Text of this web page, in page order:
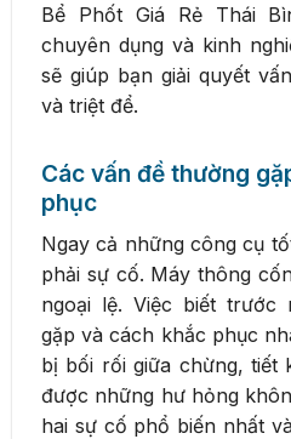
Bể Phốt Giá Rẻ Thái
chuyên dụng và kinh
sẽ giúp bạn giải quyết
và triệt để.
Các vấn đề thường
phục
Ngay cả những công cụ
phải sự cố. Máy thông
ngoại lệ. Việc biết trước
gặp và cách khắc phục
bị bối rối giữa chừng, tiết
được những hư hỏng
hai sự cố phổ biến nhất